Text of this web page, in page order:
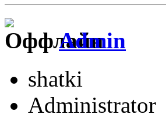
Admin
shatki
Administrator